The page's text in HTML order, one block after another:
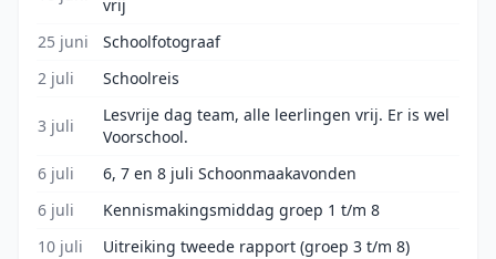
vrij
25 juni
Schoolfotograaf
2 juli
Schoolreis
3 juli
Lesvrije dag team, alle leerlingen vrij. Er is wel
Voorschool.
6 juli
6, 7 en 8 juli Schoonmaakavonden
6 juli
Kennismakingsmiddag groep 1 t/m 8
10 juli
Uitreiking tweede rapport (groep 3 t/m 8)